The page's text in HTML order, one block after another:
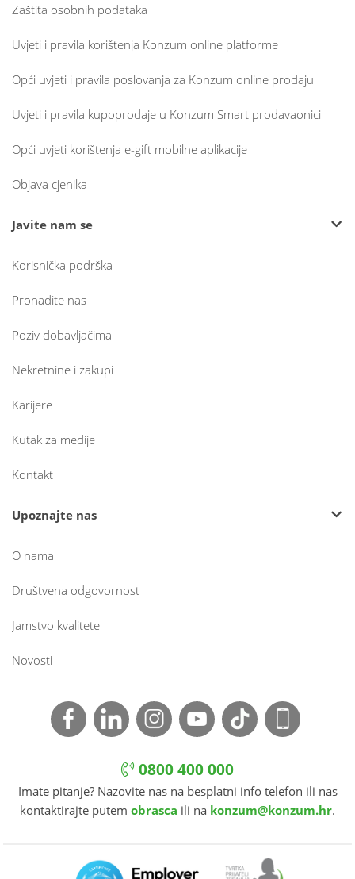
Zaštita osobnih podataka
Uvjeti i pravila korištenja Konzum online platforme
Opći uvjeti i pravila poslovanja za Konzum online prodaju
Uvjeti i pravila kupoprodaje u Konzum Smart prodavaonici
Opći uvjeti korištenja e-gift mobilne aplikacije
Objava cjenika
Javite nam se
Korisnička podrška
Pronađite nas
Poziv dobavljačima
Nekretnine i zakupi
Karijere
Kutak za medije
Kontakt
Upoznajte nas
O nama
Društvena odgovornost
Jamstvo kvalitete
Novosti
0800 400 000
Imate pitanje? Nazovite nas na besplatni info telefon ili nas
kontaktirajte putem obrasca ili na konzum@konzum.hr.